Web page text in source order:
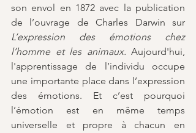
son envol en 1872 avec la publication
L’expression des émotions chez
l’homme et les animaux. Aujourd'hui,
l'apprentissage de l’individu occupe
une importante place dans l’expression
des émotions. Et c’est pourquoi
l’émotion est en même temps
universelle et propre à chacun en